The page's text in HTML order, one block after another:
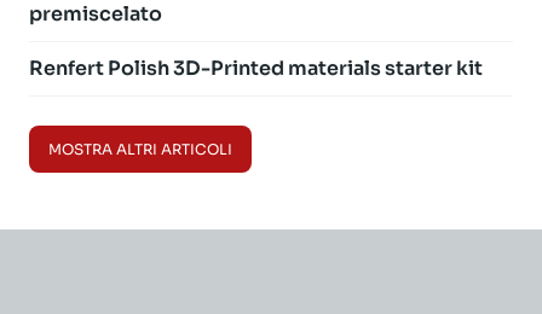
premiscelato
Renfert Polish 3D-Printed materials starter kit
MOSTRA ALTRI ARTICOLI